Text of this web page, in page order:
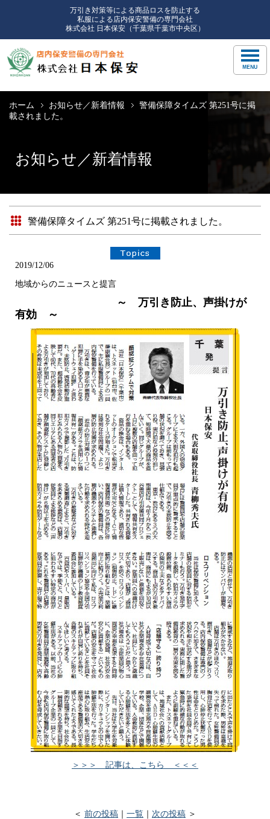
万引き対策等による商品ロスを防止する
私服による店内保安警備の専門会社
株式会社 日本保安（千葉県千葉市中央区）
ホーム お知らせ／新着情報
警備保障タイムズ 第251号に掲
載されました。
お知らせ／新着情報
警備保障タイムズ 第251号に掲載されました。
2019/12/06
地域からのニュースと提言
～ 万引き防止、声掛けが
有効 ～
＞＞＞ 記事は、こちら ＜＜＜
＜ 前の投稿 ｜ 一覧 ｜ 次の投稿 ＞